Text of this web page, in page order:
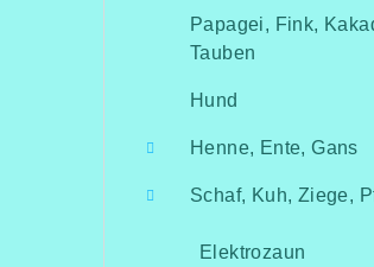
Papagei, Fink,
Tauben
Hund
Henne, Ente, Gans
Schaf, Kuh, Ziege,
Elektrozaun